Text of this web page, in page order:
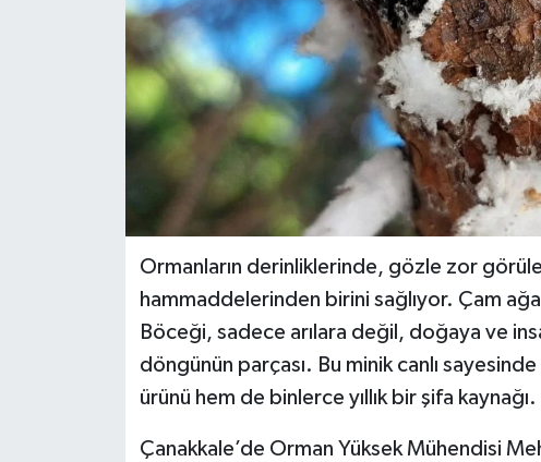
Ormanların derinliklerinde, gözle zor
hammaddelerinden birini sağlıyor. Çam
Böceği, sadece arılara değil, doğaya ve
döngünün parçası. Bu minik canlı
ürünü hem de binlerce yıllık bir şifa kaynağı.
Çanakkale’de Orman Yüksek Mühendisi
Magazin
Otomobil